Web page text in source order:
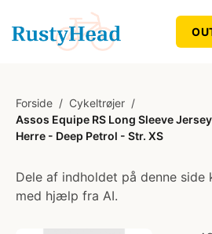
Forside / Cykeltrøjer /
Assos Equipe RS Long Sleeve
Herre - Deep Petrol - Str. XS
Dele af indholdet på denne
med hjælp fra AI.